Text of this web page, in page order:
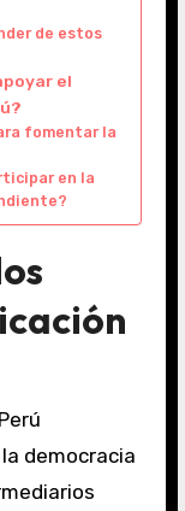
de estos
el
fomentar la
en la
democracia